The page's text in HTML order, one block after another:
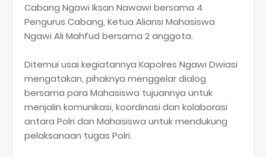
Cabang Ngawi Iksan Nawawi bersama 4
Pengurus Cabang, Ketua Aliansi Mahasiswa
Ngawi Ali Mahfud bersama 2 anggota.
Ditemui usai kegiatannya Kapolres Ngawi Dwiasi
mengatakan, pihaknya menggelar dialog
bersama para Mahasiswa tujuannya untuk
menjalin komunikasi, koordinasi dan kolaborasi
antara Polri dan Mahasiswa untuk mendukung
pelaksanaan tugas Polri.